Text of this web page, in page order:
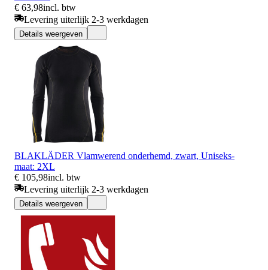
€ 63,98incl. btw
Levering uiterlijk 2-3 werkdagen
Details weergeven
BLAKLÄDER Vlamwerend onderhemd, zwart, Uniseks-
maat: 2XL
€ 105,98incl. btw
Levering uiterlijk 2-3 werkdagen
Details weergeven